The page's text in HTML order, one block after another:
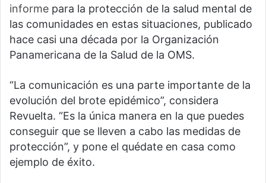
informe para la protección de la salud mental de
las comunidades en estas situaciones, publicado
hace casi una década por la Organización
Panamericana de la Salud de la OMS.
“La comunicación es una parte importante de la
evolución del brote epidémico”, considera
Revuelta. “Es la única manera en la que puedes
conseguir que se lleven a cabo las medidas de
protección”, y pone el quédate en casa como
ejemplo de éxito.